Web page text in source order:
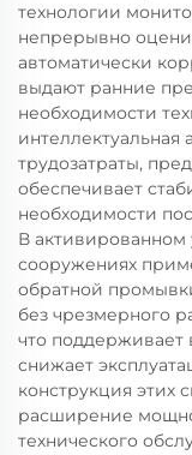
технологии
непрерывно
автоматически
выдают ранние
необходимости
интеллектуальная
трудозатраты,
обеспечивает
необходимости
В активированном
сооружениях
обратной
без чрезмерного
что поддерживает
снижает
конструкция этих
расширение
технического